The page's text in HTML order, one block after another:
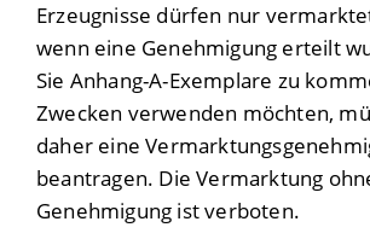
Erzeugnisse dürfen nur
wenn eine Genehmigung erteilt
Sie Anhang-A-Exemplare zu
Zwecken verwenden möchten,
daher eine
beantragen. Die Vermarktung
Genehmigung ist verboten.